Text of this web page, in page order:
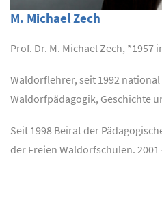
M. Michael Zech
Prof. Dr. M. Michael Zech, *1957
Waldorflehrer, seit 1992
Waldorfpädagogik, Geschichte
Seit 1998 Beirat der
der Freien Waldorfschulen. 2001